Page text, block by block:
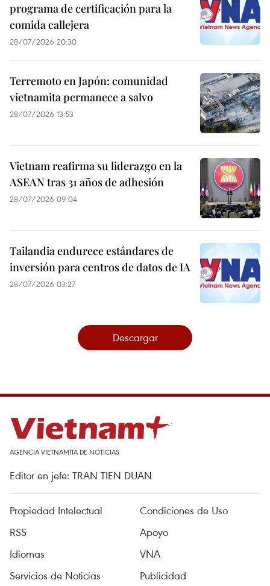
programa de certificación para la
comida callejera
28/07/2026 20:30
Terremoto en Japón: comunidad
vietnamita permanece a salvo
28/07/2026 13:53
Vietnam reafirma su liderazgo en la
ASEAN tras 31 años de adhesión
28/07/2026 09:04
Tailandia endurece estándares de
inversión para centros de datos de IA
28/07/2026 03:27
Descargar
AGENCIA VIETNAMITA DE NOTICIAS
Editor en jefe: TRAN TIEN DUAN
Propiedad Intelectual
Condiciones de Uso
RSS
Apoyo
Idiomas
VNA
Servicios de Noticias
Publicidad